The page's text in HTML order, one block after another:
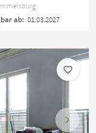
ab: 01.03.2027